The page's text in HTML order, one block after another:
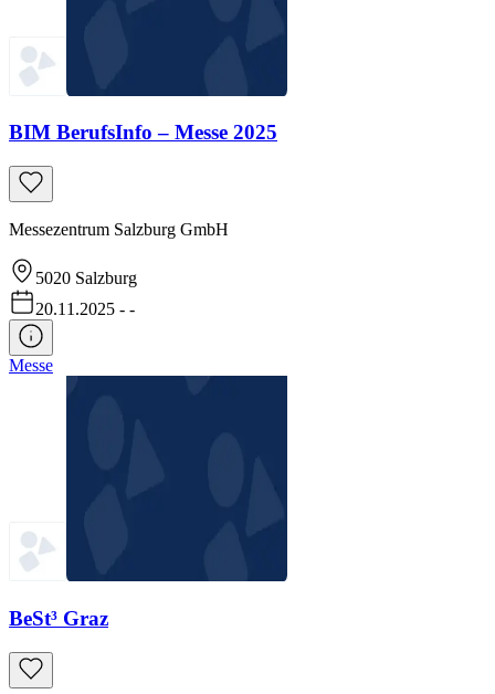
BIM BerufsInfo – Messe 2025
Messezentrum Salzburg GmbH
5020 Salzburg
20.11.2025 - -
Messe
BeSt³ Graz